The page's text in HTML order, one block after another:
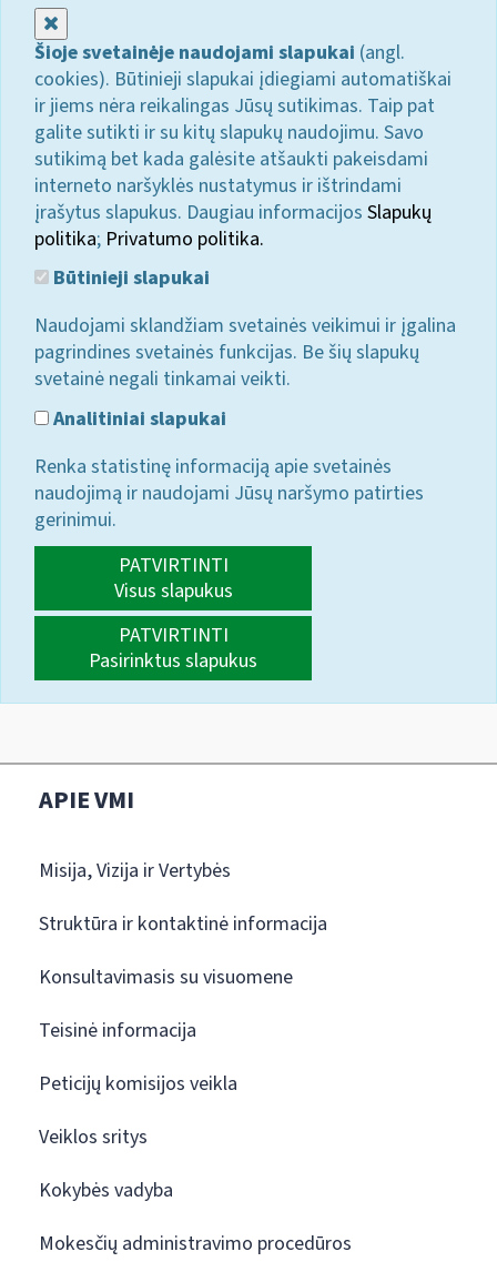
Šioje svetainėje naudojami slapukai (angl.
cookies). Būtinieji slapukai įdiegiami automatiškai
ir jiems nėra reikalingas Jūsų sutikimas. Taip pat
galite sutikti ir su kitų slapukų naudojimu. Savo
sutikimą bet kada galėsite atšaukti pakeisdami
interneto naršyklės nustatymus ir ištrindami
įrašytus slapukus. Daugiau informacijos Slapukų
politika; Privatumo politika.
Būtinieji slapukai
Naudojami sklandžiam svetainės veikimui ir įgalina
pagrindines svetainės funkcijas. Be šių slapukų
svetainė negali tinkamai veikti.
Analitiniai slapukai
Renka statistinę informaciją apie svetainės
naudojimą ir naudojami Jūsų naršymo patirties
gerinimui.
PATVIRTINTI
Visus slapukus
PATVIRTINTI
Pasirinktus slapukus
APIE VMI
Misija, Vizija ir Vertybės
Struktūra ir kontaktinė informacija
Konsultavimasis su visuomene
Teisinė informacija
Peticijų komisijos veikla
Veiklos sritys
Kokybės vadyba
Mokesčių administravimo procedūros